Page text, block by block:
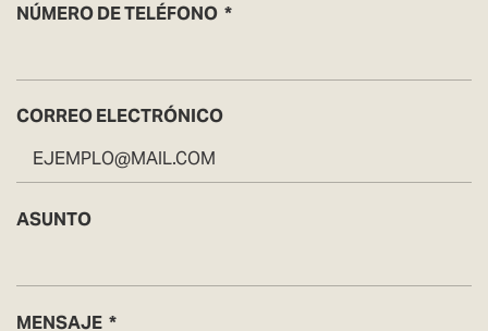
NÚMERO DE TELÉFONO
CORREO ELECTRÓNICO
ASUNTO
MENSAJE